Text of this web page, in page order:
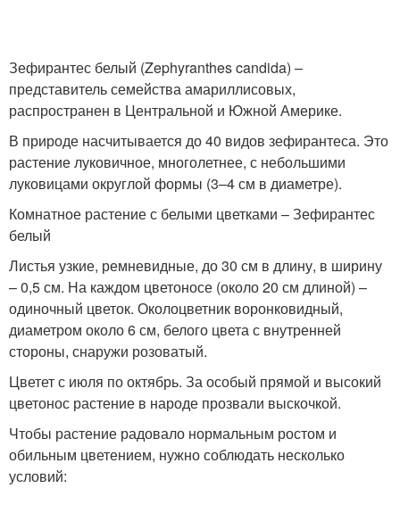
Зефирантес белый (Zephyranthes candida) –
представитель семейства амариллисовых,
распространен в Центральной и Южной Америке.
В природе насчитывается до 40 видов зефирантеса. Это
растение луковичное, многолетнее, с небольшими
луковицами округлой формы (3–4 см в диаметре).
Комнатное растение с белыми цветками – Зефирантес
белый
Листья узкие, ремневидные, до 30 см в длину, в ширину
– 0,5 см. На каждом цветоносе (около 20 см длиной) –
одиночный цветок. Околоцветник воронковидный,
диаметром около 6 см, белого цвета с внутренней
стороны, снаружи розоватый.
Цветет с июля по октябрь. За особый прямой и высокий
цветонос растение в народе прозвали выскочкой.
Чтобы растение радовало нормальным ростом и
обильным цветением, нужно соблюдать несколько
условий: